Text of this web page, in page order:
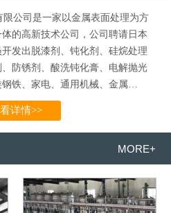
公司是一家以金属表面处理为方
的高新技术公司，公司聘请日本
发出脱漆剂、钝化剂、硅烷处理
防锈剂、酸洗钝化膏、电解抛光
铁、家电、通用机械、金属
详情>>
MORE+